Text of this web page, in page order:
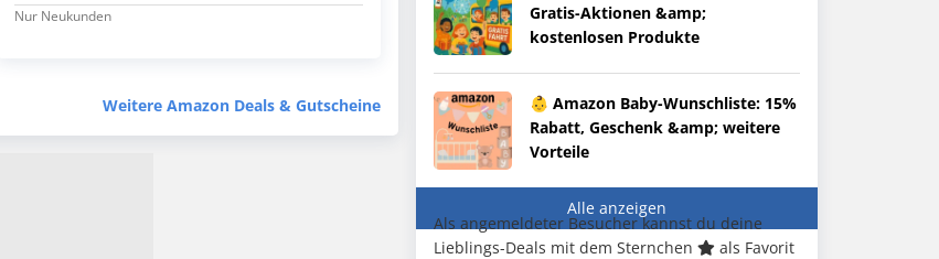
Nur Neukunden
Weitere Amazon Deals & Gutscheine
Gratis-Aktionen &amp;
kostenlosen Produkte
👶 Amazon Baby-Wunschliste: 15%
Rabatt, Geschenk &amp; weitere
Vorteile
Alle anzeigen
Als angemeldeter Besucher kannst du deine
Lieblings-Deals mit dem Sternchen
als Favorit